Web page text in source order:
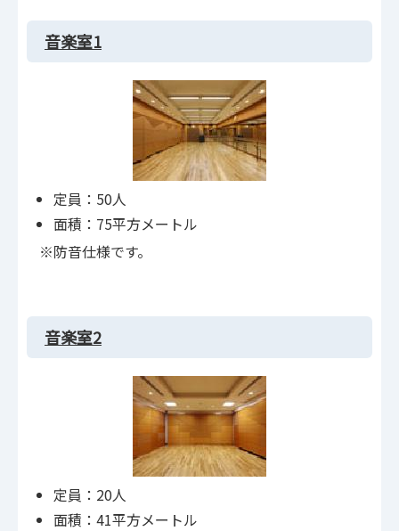
音楽室1
定員：50人
面積：75平方メートル
※防音仕様です。
音楽室2
定員：20人
面積：41平方メートル